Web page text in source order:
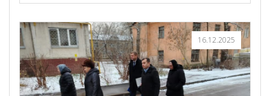
16.12.2025